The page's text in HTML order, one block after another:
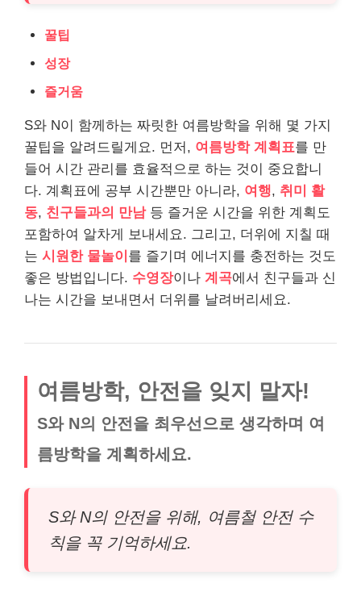
꿀팁
성장
즐거움
S와 N이 함께하는 짜릿한 여름방학을 위해 몇 가지
꿀팁을 알려드릴게요. 먼저, 여름방학 계획표를 만
들어 시간 관리를 효율적으로 하는 것이 중요합니
다. 계획표에 공부 시간뿐만 아니라, 여행, 취미 활
동, 친구들과의 만남등 즐거운 시간을 위한 계획도
포함하여 알차게 보내세요. 그리고, 더위에 지칠 때
는 시원한 물놀이 를 즐기며 에너지를 충전하는 것도
좋은 방법입니다. 수영장이나 계곡에서 친구들과 신
나는 시간을 보내면서 더위를 날려버리세요.
여름방학, 안전을 잊지 말자!
S와 N의 안전을 최우선으로 생각하며 여
름방학을 계획하세요.
S와 N의 안전을 위해, 여름철 안전 수
칙을 꼭 기억하세요.